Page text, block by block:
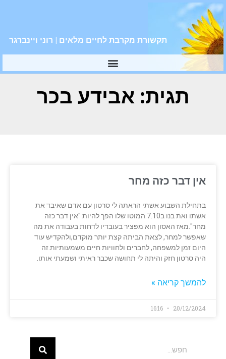
תקשורת מקרבת לחיים מלאים | רוני ויינברגר
תגית: אבידע בכר
אין דבר כזה מחר
בתחילת השבוע אשתי הראתה לי סרטון עם אדם שאיבד את
אשתו ואת בנו ב7.10.המוטו שלו הפך להיות "אין דבר כזה
מחר".מאז האסון הוא מפציר בעובדיו לדחות בעבודה את מה
שאפשר למחר, לצאת הביתה קצת יותר מוקדם,ולהקדיש עוד
היום זמן למשפחה, לחברים ולחוויות חיים משמעותיות.זה
היה סרטון חזק והיתה לי תחושה שכבר ראיתי ושמעתי אותו.
להמשך קריאה »
20/12/2024